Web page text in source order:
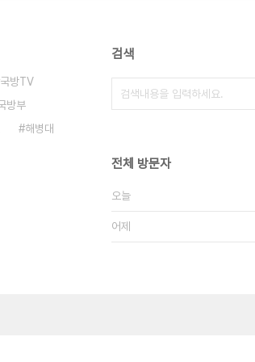
국방TV
방부
해병대
검색
전체 방문자
오늘
어제